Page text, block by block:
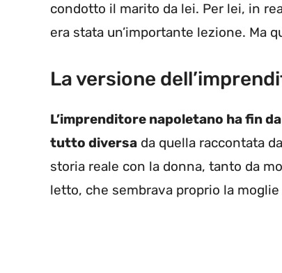
condotto il marito da lei. Per lei, in
era stata un’importante lezione. Ma
La versione
L’imprenditore napoletano ha fin
tutto diversa da quella raccontata
storia reale con la donna, tanto da
letto, che sembrava proprio la